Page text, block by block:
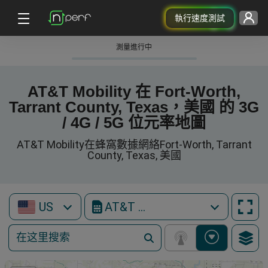
執行速度測試
測量進行中
AT&T Mobility 在 Fort-Worth,
Tarrant County, Texas，美國 的 3G
/ 4G / 5G 位元率地圖
AT&T Mobility在蜂窩數據網絡Fort-Worth, Tarrant
County, Texas, 美國
US AT&T Mobility